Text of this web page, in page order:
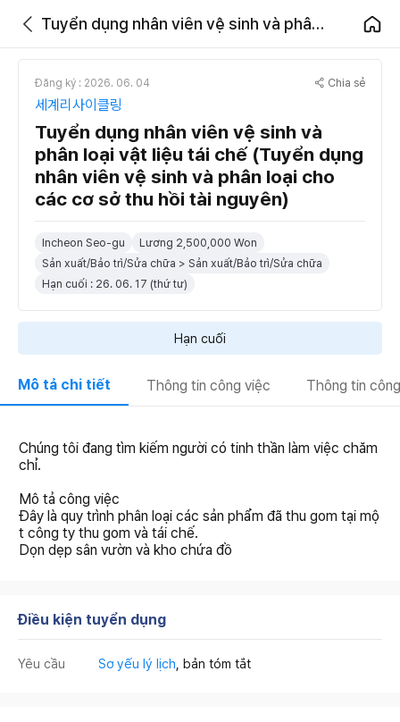
Tuyển dụng nhân viên vệ sinh và phân loại vật liệu tái chế (Tuyển dụng nhân viên vệ sinh và phân loại cho các cơ sở thu hồi tài nguyên)
Đăng ký : 2026. 06. 04 Chia sẻ
세계리사이클링
Tuyển dụng nhân viên vệ sinh và
phân loại vật liệu tái chế (Tuyển dụng
nhân viên vệ sinh và phân loại cho
các cơ sở thu hồi tài nguyên)
Incheon Seo-gu
Lương 2,500,000 Won
Sản xuất/Bảo trì/Sửa chữa > Sản xuất/Bảo trì/Sửa chữa
Hạn cuối : 26. 06. 17 (thứ tư)
Hạn cuối
Mô tả chi tiết Thông tin công việc Thông tin
Chúng tôi đang tìm kiếm người có tinh thần làm việc chăm
chỉ.
Mô tả công việc
Đây là quy trình phân loại các sản phẩm đã thu gom tại mộ
t công ty thu gom và tái chế.
Dọn dẹp sân vườn và kho chứa đồ
Điều kiện tuyển dụng
Yêu cầu Sơ yếu lý lịch , bản tóm tắt